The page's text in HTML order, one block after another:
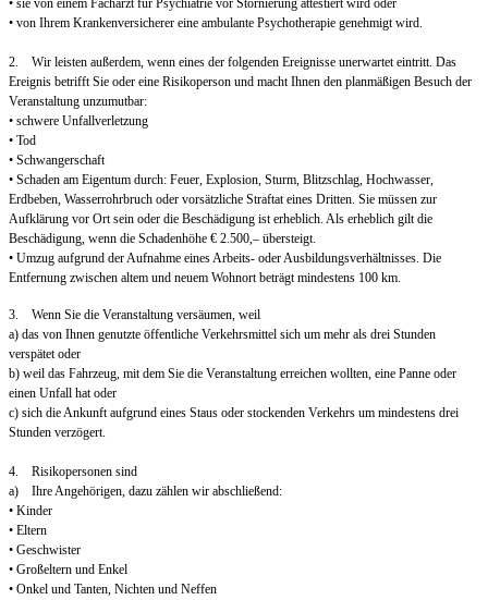
• sie von einem Facharzt für Psychiatrie vor Stornierung attestiert wird oder
• von Ihrem Krankenversicherer eine ambulante Psychotherapie genehmigt wird.
2. Wir leisten außerdem, wenn eines der folgenden Ereignisse unerwartet eintritt. Das
Ereignis betrifft Sie oder eine Risikoperson und macht Ihnen den planmäßigen Besuch der
Veranstaltung unzumutbar:
• schwere Unfallverletzung
• Tod
• Schwangerschaft
• Schaden am Eigentum durch: Feuer, Explosion, Sturm, Blitzschlag, Hochwasser,
Erdbeben, Wasserrohrbruch oder vorsätzliche Straftat eines Dritten. Sie müssen zur
Aufklärung vor Ort sein oder die Beschädigung ist erheblich. Als erheblich gilt die
Beschädigung, wenn die Schadenhöhe € 2.500,– übersteigt.
• Umzug aufgrund der Aufnahme eines Arbeits- oder Ausbildungsverhältnisses. Die
Entfernung zwischen altem und neuem Wohnort beträgt mindestens 100 km.
3. Wenn Sie die Veranstaltung versäumen, weil
a) das von Ihnen genutzte öffentliche Verkehrsmittel sich um mehr als drei Stunden
verspätet oder
b) weil das Fahrzeug, mit dem Sie die Veranstaltung erreichen wollten, eine Panne oder
einen Unfall hat oder
c) sich die Ankunft aufgrund eines Staus oder stockenden Verkehrs um mindestens drei
Stunden verzögert.
4. Risikopersonen sind
a) Ihre Angehörigen, dazu zählen wir abschließend:
• Kinder
• Eltern
• Geschwister
• Großeltern und Enkel
• Onkel und Tanten, Nichten und Neffen